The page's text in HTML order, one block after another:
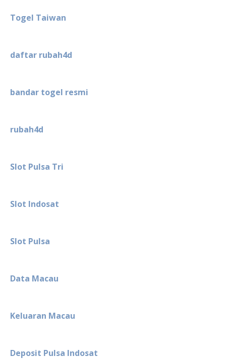
Togel Taiwan
daftar rubah4d
bandar togel resmi
rubah4d
Slot Pulsa Tri
Slot Indosat
Slot Pulsa
Data Macau
Keluaran Macau
Deposit Pulsa Indosat